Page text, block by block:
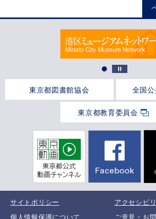
東京都図書館協会 全国
東京都教育委員会
サイトポリシー
アクセシビ
個人情報保護について
ご意見・お